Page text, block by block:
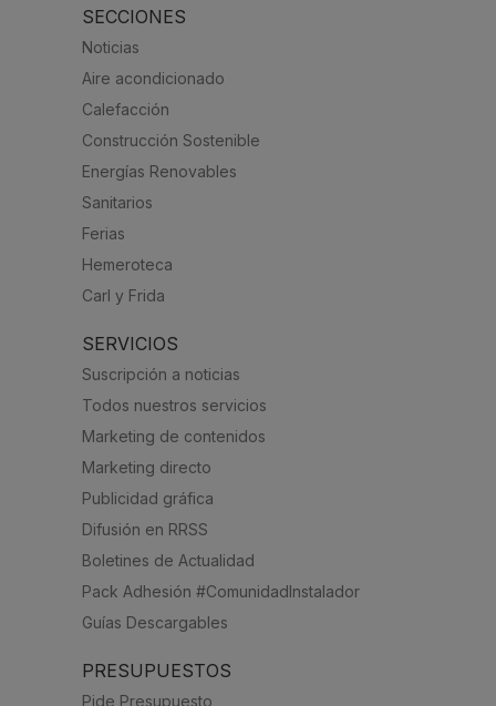
SECCIONES
Noticias
Aire acondicionado
Calefacción
Construcción Sostenible
Energías Renovables
Sanitarios
Ferias
Hemeroteca
Carl y Frida
SERVICIOS
Suscripción a noticias
Todos nuestros servicios
Marketing de contenidos
Marketing directo
Publicidad gráfica
Difusión en RRSS
Boletines de Actualidad
Pack Adhesión #ComunidadInstalador
Guías Descargables
PRESUPUESTOS
Pide Presupuesto